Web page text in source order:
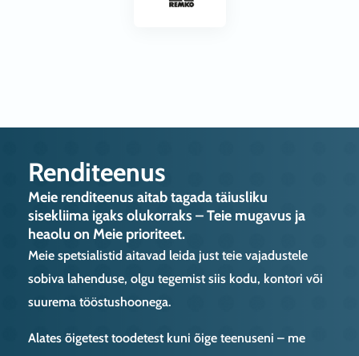
Renditeenus
Meie renditeenus aitab tagada täiusliku
sisekliima igaks olukorraks – Teie mugavus ja
heaolu on Meie prioriteet.
Meie spetsialistid aitavad leida just teie vajadustele
sobiva lahenduse, olgu tegemist siis kodu, kontori või
suurema tööstushoonega.
Alates õigetest toodetest kuni õige teenuseni – me